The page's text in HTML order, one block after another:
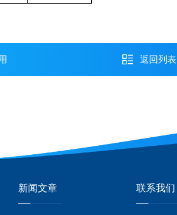
返回列表
新闻文章 联系我们